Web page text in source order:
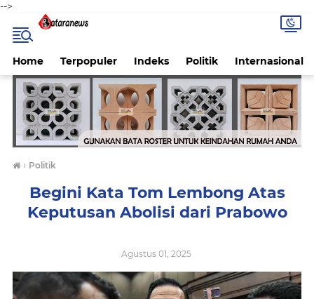
-->
Home Terpopuler Indeks Politik Internasional
› Politik
Begini Kata Tom Lembong Atas
Keputusan Abolisi dari Prabowo
Agustus 01, 2025